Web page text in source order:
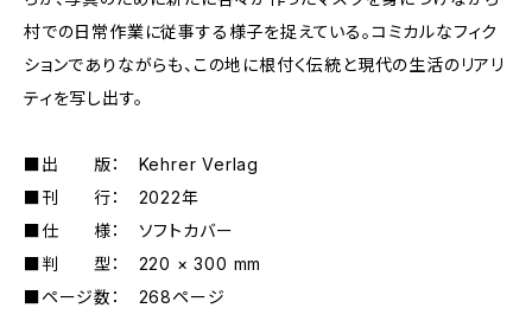
村での日常作業に従事する様子を捉えている。コミカルなフィク
ションでありながらも、この地に根付く伝統と現代の生活のリアリ
ティを写し出す。
■出 版： Kehrer Verlag
■刊 行： 2022年
■仕 様： ソフトカバー
■判 型： 220 × 300 mm
■ページ数： 268ページ